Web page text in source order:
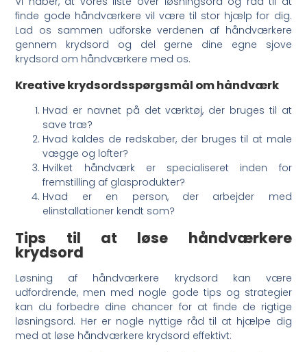
finde gode håndværkere vil være til stor hjælp for dig.
Lad os sammen udforske verdenen af håndværkere
gennem krydsord og del gerne dine egne sjove
krydsord om håndværkere med os.
Kreative krydsordsspørgsmål om håndværk
Hvad er navnet på det værktøj, der bruges til at
save træ?
Hvad kaldes de redskaber, der bruges til at male
vægge og lofter?
Hvilket håndværk er specialiseret inden for
fremstilling af glasprodukter?
Hvad er en person, der arbejder med
elinstallationer kendt som?
Tips til at løse håndværkere
krydsord
Løsning af håndværkere krydsord kan være
udfordrende, men med nogle gode tips og strategier
kan du forbedre dine chancer for at finde de rigtige
løsningsord. Her er nogle nyttige råd til at hjælpe dig
med at løse håndværkere krydsord effektivt: